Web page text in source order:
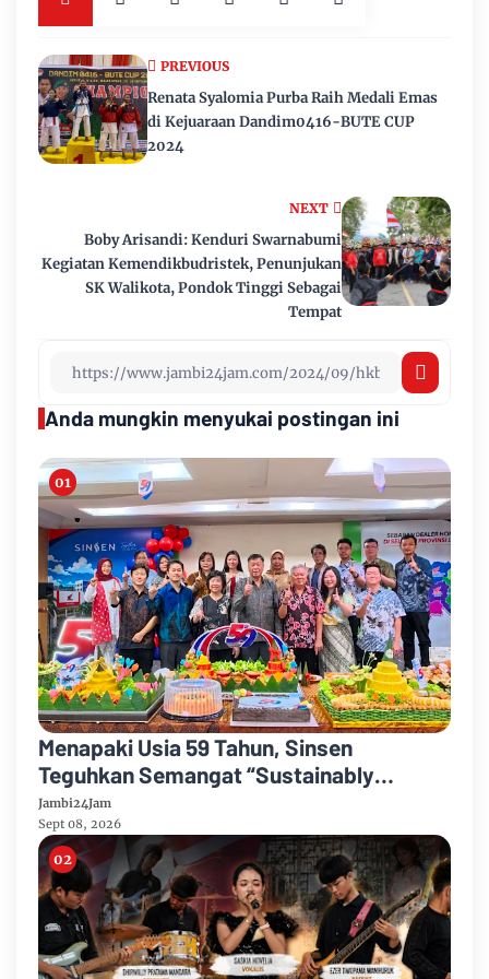
NEXT
Boby Arisandi: Kenduri Swarnabumi
Kegiatan Kemendikbudristek, Penunjukan
SK Walikota, Pondok Tinggi Sebagai
Tempat
PREVIOUS
Renata Syalomia Purba Raih Medali Emas
di Kejuaraan Dandim0416-BUTE CUP
2024
Anda mungkin menyukai postingan ini
Menapaki Usia 59 Tahun, Sinsen
Teguhkan Semangat “Sustainably
Growing”
Jambi24Jam
Sept 08, 2026